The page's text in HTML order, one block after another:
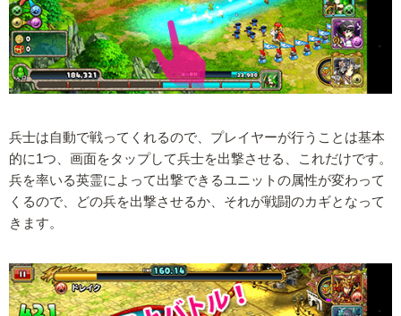
兵士は自動で戦ってくれるので、プレイヤーが行うことは基本
的に1つ、画面をタップして兵士を出撃させる、これだけです。
兵を率いる英霊によって出撃できるユニットの属性が変わって
くるので、どの兵を出撃させるか、それが戦闘のカギとなって
きます。